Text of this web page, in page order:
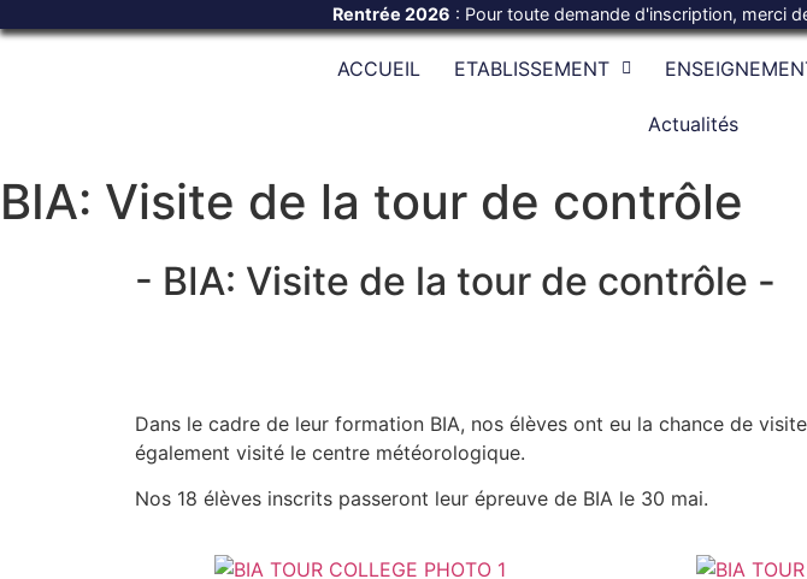
Rentrée 2026 : Pour toute demande d'inscription, merci
ACCUEIL ETABLISSEMENT
Actualités
BIA: Visite de la tour de contrôle
- BIA: Visite de la tour de contrôle -
Dans le cadre de leur formation BIA, nos élèves ont eu la chance de
également visité le centre météorologique.
Nos 18 élèves inscrits passeront leur épreuve de BIA le 30 mai.